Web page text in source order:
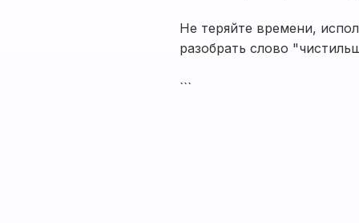
Не теряйте времени,
разобрать слово
```